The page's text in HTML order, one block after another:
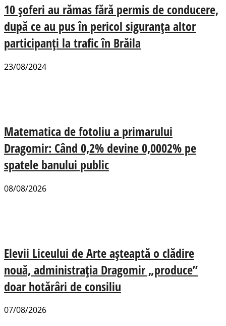
10 șoferi au rămas fără permis de conducere,
după ce au pus în pericol siguranța altor
participanți la trafic în Brăila
23/08/2024
Matematica de fotoliu a primarului
Dragomir: Când 0,2% devine 0,0002% pe
spatele banului public
08/08/2026
Elevii Liceului de Arte așteaptă o clădire
nouă, administrația Dragomir „produce”
doar hotărâri de consiliu
07/08/2026